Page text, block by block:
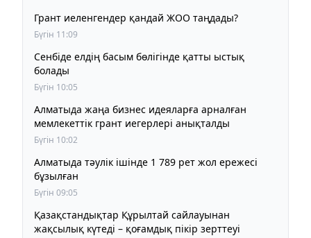
Грант иеленгендер қандай ЖОО таңдады?
Бүгін 11:09
Сенбіде елдің басым бөлігінде қатты ыстық
болады
Бүгін 10:05
Алматыда жаңа бизнес идеяларға арналған
мемлекеттік грант иегерлері анықталды
Бүгін 10:02
Алматыда тәулік ішінде 1 789 рет жол ережесі
бұзылған
Бүгін 09:05
Қазақстандықтар Құрылтай сайлауынан
жақсылық күтеді – қоғамдық пікір зерттеуі